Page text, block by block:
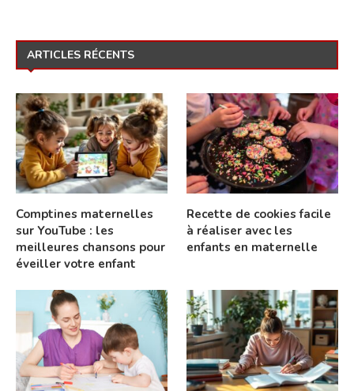
ARTICLES RÉCENTS
Comptines maternelles
sur YouTube : les
meilleures chansons pour
éveiller votre enfant
Recette de cookies facile
à réaliser avec les
enfants en maternelle